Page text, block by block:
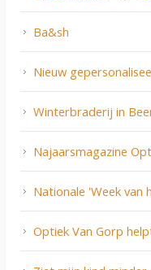
Ba&sh
Nieuw
Winterbraderij in
Najaarsmagazine
Nationale 'Week van
Optiek Van Gorp